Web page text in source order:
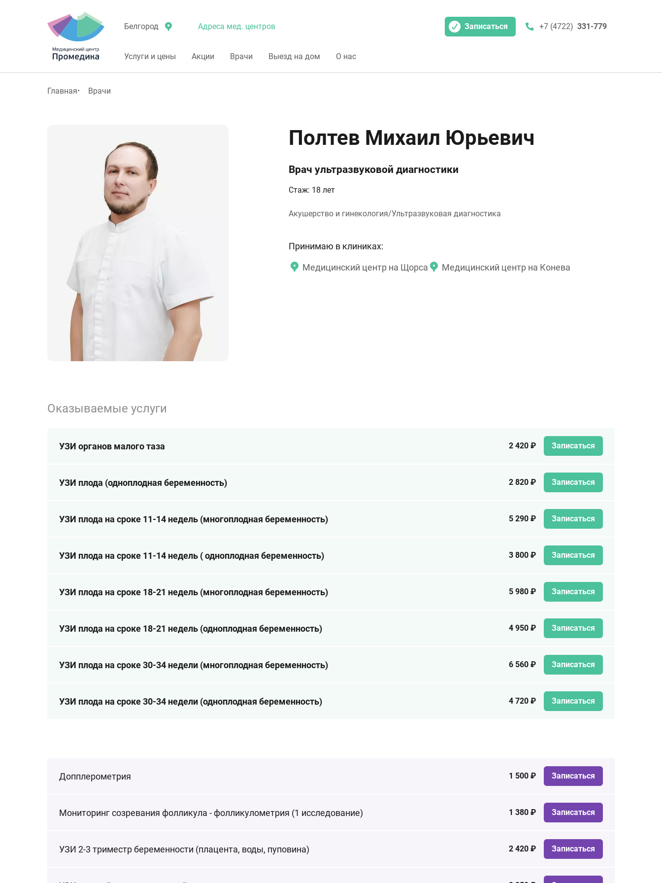
Белгород Адреса мед. центров Записаться +7 (4722) 331-779
Услуги и цены Акции Врачи Выезд на дом О нас
Главная Врачи
Полтев Михаил Юрьевич
Врач ультразвуковой диагностики
Стаж: 18 лет
Акушерство и гинекология/Ультразвуковая диагностика
Принимаю в клиниках:
Медицинский центр на Щорса Медицинский центр на Конева
Оказываемые услуги
УЗИ органов малого таза 2 420 ₽ Записаться
УЗИ плода (одноплодная беременность) 2 820 ₽ Записаться
УЗИ плода на сроке 11-14 недель (многоплодная беременность) 5 290 ₽ Записаться
УЗИ плода на сроке 11-14 недель ( одноплодная беременность) 3 800 ₽ Записаться
УЗИ плода на сроке 18-21 недель (многоплодная беременность) 5 980 ₽ Записаться
УЗИ плода на сроке 18-21 недель (одноплодная беременность) 4 950 ₽ Записаться
УЗИ плода на сроке 30-34 недели (многоплодная беременность) 6 560 ₽ Записаться
УЗИ плода на сроке 30-34 недели (одноплодная беременность) 4 720 ₽ Записаться
Допплерометрия 1 500 ₽ Записаться
Мониторинг созревания фолликула - фолликулометрия (1 исследование) 1 380 ₽ Записаться
УЗИ 2-3 триместр беременности (плацента, воды, пуповина) 2 420 ₽ Записаться